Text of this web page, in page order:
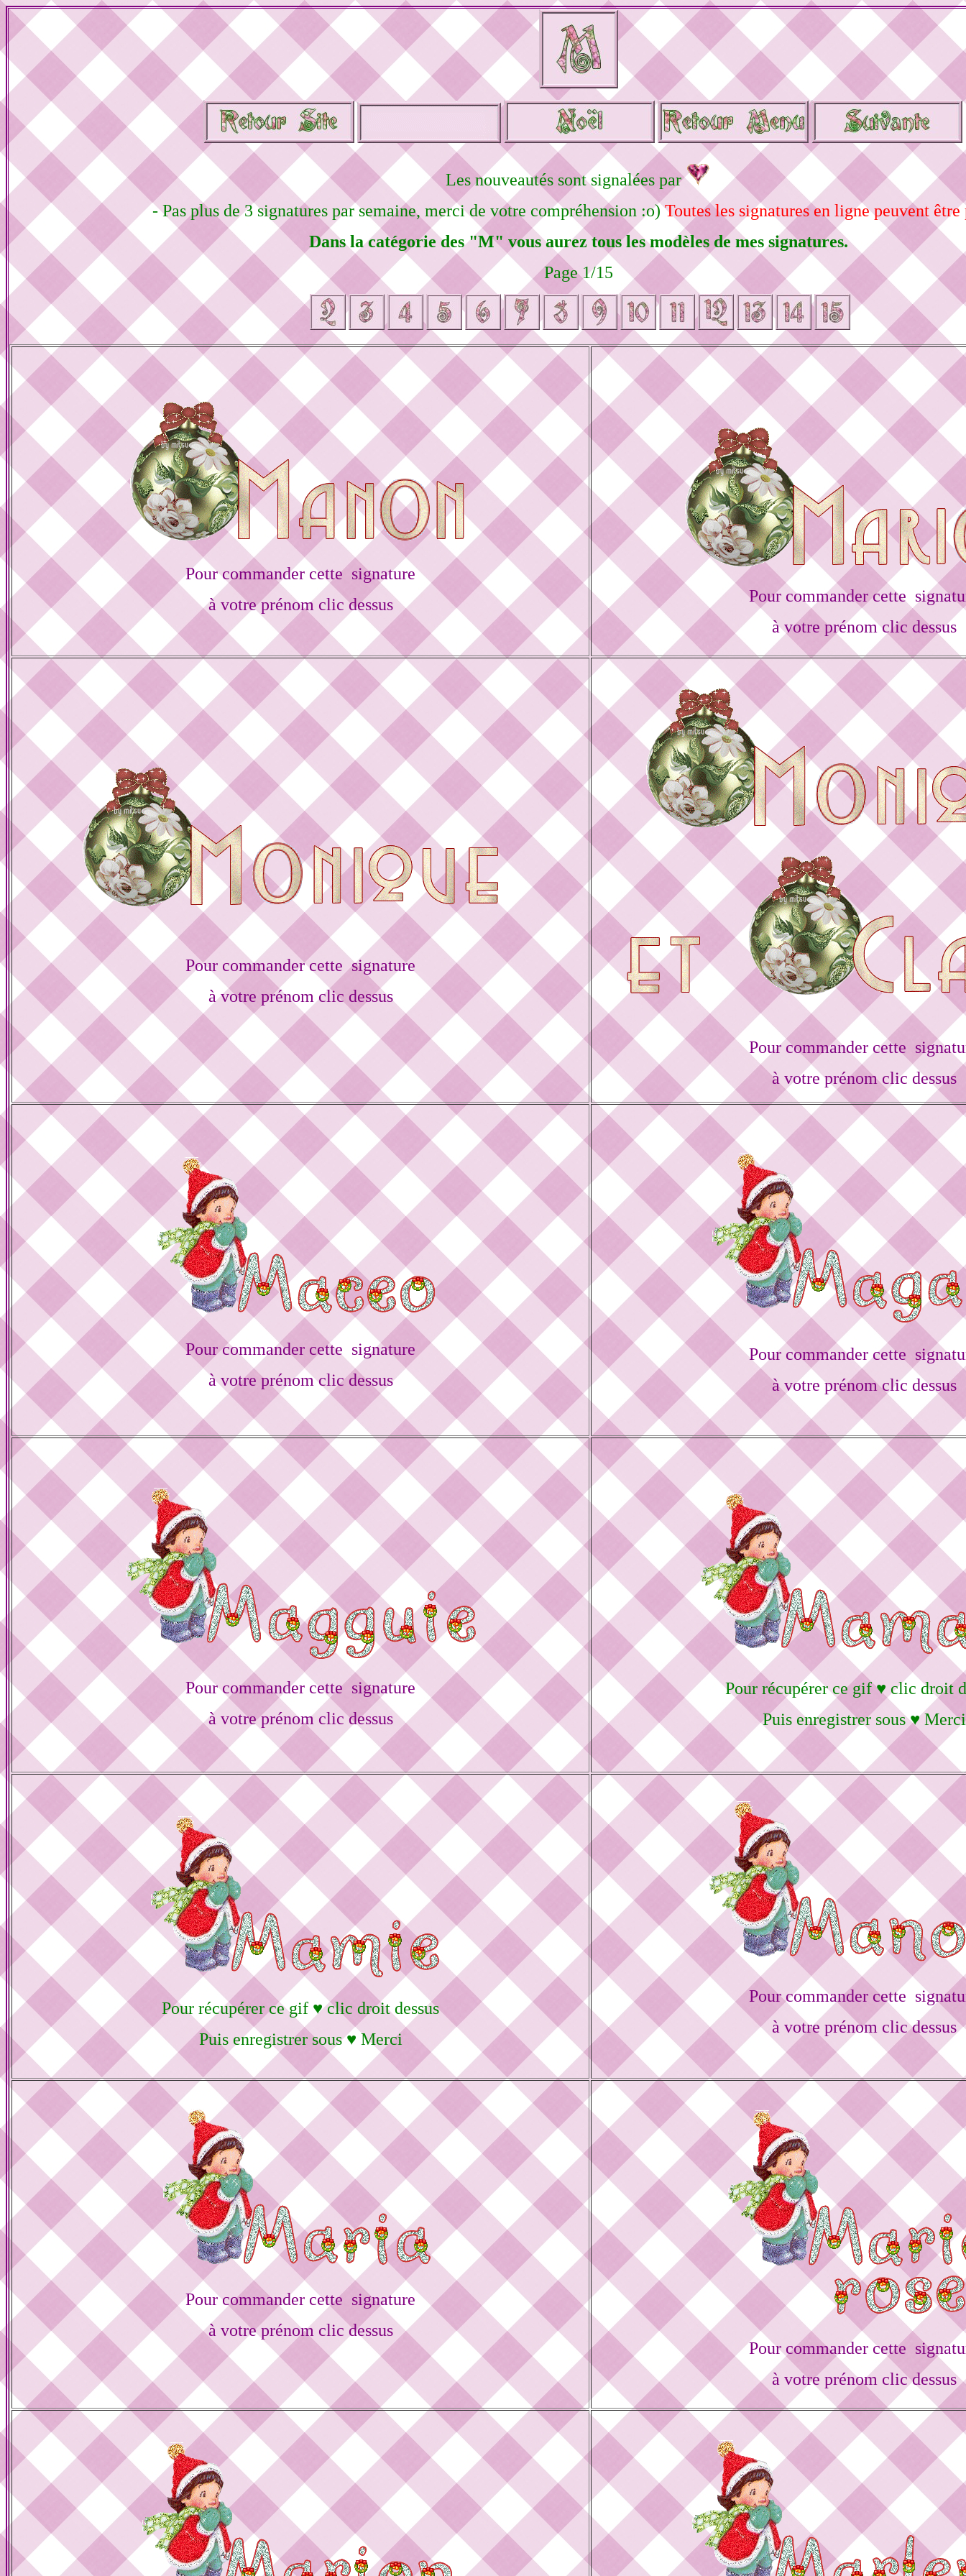
Les nouveautés sont signalées par
- Pas plus de 3 signatures par semaine, merci de votre compréhension :o)Toutes les signatures en ligne peuvent être
Dans la catégorie des "M" vous aurez tous les modèles de mes signatures.
Page 1/15
Pour commander cette signature
à votre prénom clic dessus
Pour commander cette
à votre prénom clic dessus
Pour commander cette signature
à votre prénom clic dessus
Pour commander cette
à votre prénom clic dessus
Pour commander cette signature
à votre prénom clic dessus
Pour commander cette
à votre prénom clic dessus
Pour commander cette signature
à votre prénom clic dessus
Pour récupérer ce gif ♥ clic droit
Puis enregistrer sous ♥ Merci
Pour récupérer ce gif ♥ clic droit dessus
Puis enregistrer sous ♥ Merci
Pour commander cette
à votre prénom clic dessus
Pour commander cette signature
à votre prénom clic dessus
Pour commander cette
à votre prénom clic dessus